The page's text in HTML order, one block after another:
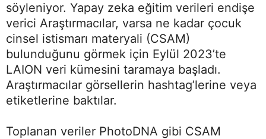
söyleniyor. Yapay zeka eğitim verileri endişe
verici Araştırmacılar, varsa ne kadar çocuk
cinsel istismarı materyali (CSAM)
bulunduğunu görmek için Eylül 2023’te
LAION veri kümesini taramaya başladı.
Araştırmacılar görsellerin hashtag’lerine veya
etiketlerine baktılar.
Toplanan veriler PhotoDNA gibi CSAM